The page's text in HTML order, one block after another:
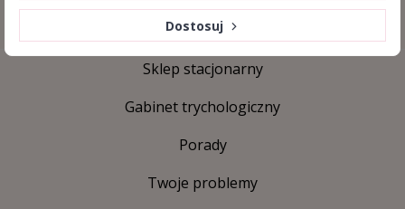
Sklep stacjonarny
Gabinet trychologiczny
Porady
Twoje problemy
Dostosuj